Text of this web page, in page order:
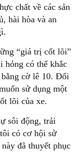
chất về các sản
hài hòa và an
“giá trị cốt lõi”
hỏng có thể khắc
cờ lê 10. Đối
sử dụng một
lõi của xe.
sôi động, trải
có cơ hội sử
đã thuyết phục